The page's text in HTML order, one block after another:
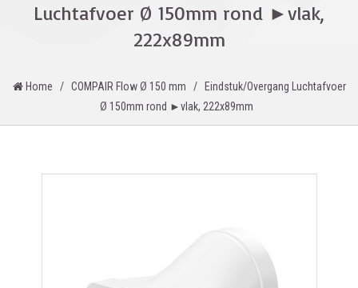
Luchtafvoer Ø 150mm rond ►vlak,
222x89mm
Home / COMPAIR Flow Ø 150 mm /
Eindstuk/Overgang Luchtafvoer
Ø 150mm rond ►vlak, 222x89mm